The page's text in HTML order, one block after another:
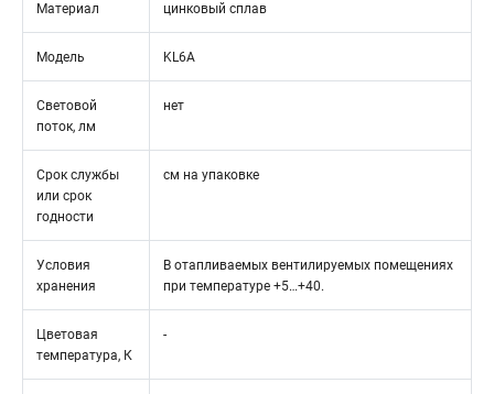
Материал цинковый сплав
Модель KL6A
Световой
поток, лм
нет
Срок службы
или срок
годности
см на упаковке
Условия
хранения
В отапливаемых вентилируемых помещениях
при температуре +5…+40.
Цветовая
температура, К
-